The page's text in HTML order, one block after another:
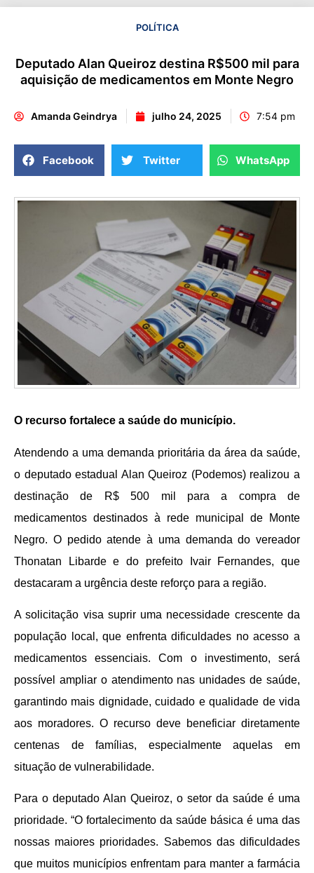
POLÍTICA
Deputado Alan Queiroz destina R$500 mil para
aquisição de medicamentos em Monte Negro
Amanda Geindrya julho 24, 2025 7:54 pm
Facebook Twitter WhatsApp
O recurso fortalece a saúde do município.
Atendendo a uma demanda prioritária da área da saúde,
o deputado estadual Alan Queiroz (Podemos) realizou a
destinação de R$ 500 mil para a compra de
medicamentos destinados à rede municipal de Monte
Negro. O pedido atende à uma demanda do vereador
Thonatan Libarde e do prefeito Ivair Fernandes, que
destacaram a urgência deste reforço para a região.
A solicitação visa suprir uma necessidade crescente da
população local, que enfrenta dificuldades no acesso a
medicamentos essenciais. Com o investimento, será
possível ampliar o atendimento nas unidades de saúde,
garantindo mais dignidade, cuidado e qualidade de vida
aos moradores. O recurso deve beneficiar diretamente
centenas de famílias, especialmente aquelas em
situação de vulnerabilidade.
Para o deputado Alan Queiroz, o setor da saúde é uma
prioridade. “O fortalecimento da saúde básica é uma das
nossas maiores prioridades. Sabemos das dificuldades
que muitos municípios enfrentam para manter a farmácia